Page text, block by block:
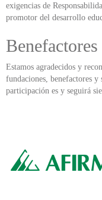
exigencias de
promotor del desarrollo
Estamos agradecidos y
fundaciones, benefactores y
participación es y seguirá